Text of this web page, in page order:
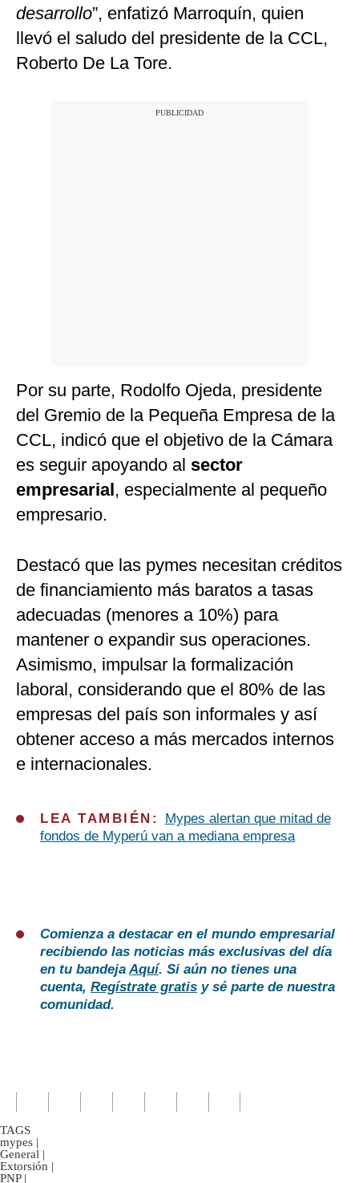
desarrollo”, enfatizó Marroquín, quien
llevó el saludo del presidente de la CCL,
Roberto De La Tore.
Por su parte, Rodolfo Ojeda, presidente
del Gremio de la Pequeña Empresa de la
CCL, indicó que el objetivo de la Cámara
es seguir apoyando al sector
empresarial, especialmente al pequeño
empresario.
Destacó que las pymes necesitan créditos
de financiamiento más baratos a tasas
adecuadas (menores a 10%) para
mantener o expandir sus operaciones.
Asimismo, impulsar la formalización
laboral, considerando que el 80% de las
empresas del país son informales y así
obtener acceso a más mercados internos
e internacionales.
LEA TAMBIÉN:
Mypes alertan que mitad de
fondos de Myperú van a mediana empresa
Comienza a destacar en el mundo empresarial
recibiendo las noticias más exclusivas del día
en tu bandejaAquí. Si aún no tienes una
cuenta, Regístrate gratis y sé parte de nuestra
comunidad.
TAGS
mypes |
General |
Extorsión |
PNP |